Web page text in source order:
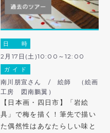
日 時
2月17日(土)10:00～12:00
ガ イ ド
南川朋宣さん / 絵師 （絵画
工房 図南鵬翼）
【日本画・四日市】「岩絵
具」で梅を描く！筆先で描い
た偶然性はあなたらしい味と